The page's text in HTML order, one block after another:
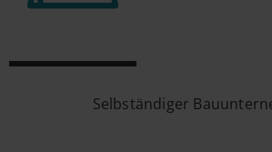
Selbständiger